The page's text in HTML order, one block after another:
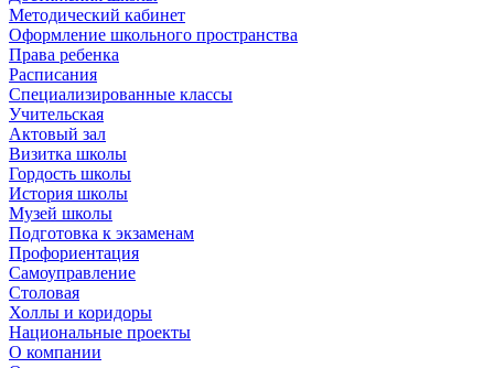
Методический кабинет
Оформление школьного пространства
Права ребенка
Расписания
Специализированные классы
Учительская
Актовый зал
Визитка школы
Гордость школы
История школы
Музей школы
Подготовка к экзаменам
Профориентация
Самоуправление
Столовая
Холлы и коридоры
Национальные проекты
О компании